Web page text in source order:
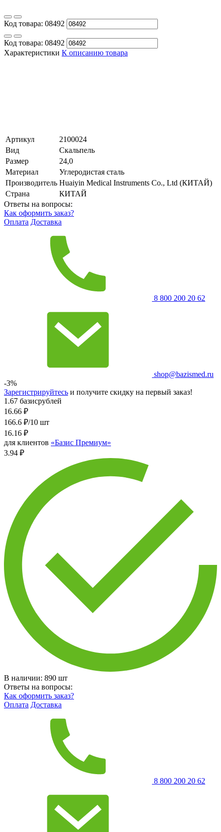
Код товара: 08492
Код товара: 08492
Характеристики К описанию товара
Артикул
2100024
Вид
Скальпель
Размер
24,0
Материал
Углеродистая сталь
Производитель Huaiyin Medical Instruments Co., Ltd (КИТАЙ)
Страна
КИТАЙ
Ответы на вопросы:
Как оформить заказ?
Оплата Доставка
8 800 200 20 62
shop@bazismed.ru
-3%
Зарегистрируйтесь и получите скидку на первый заказ!
1.67 базисрублей
16.66 ₽
166.6 ₽/10 шт
16.16 ₽
для клиентов «Базис Премиум»
3.94 ₽
В наличии: 890 шт
Ответы на вопросы:
Как оформить заказ?
Оплата Доставка
8 800 200 20 62